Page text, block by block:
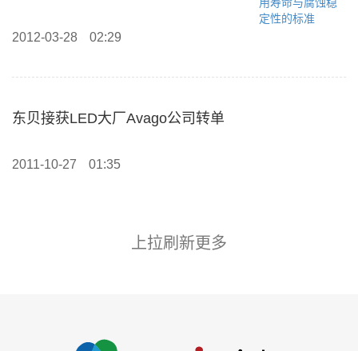
2012-03-28 02:29
东贝接获LED大厂Avago公司转单
2011-10-27 01:35
上拉刷新更多